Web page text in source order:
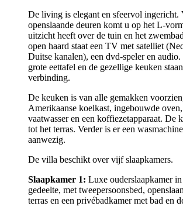
De living is elegant en sfeervol ingericht.
openslaande deuren komt u op het L-
uitzicht heeft over de tuin en het
open haard staat een TV met satelliet
Duitse kanalen), een dvd-speler en
grote eettafel en de gezellige keuken
verbinding.
De keuken is van alle gemakken
Amerikaanse koelkast, ingebouwde
vaatwasser en een koffiezetapparaat. De
tot het terras. Verder is er een
aanwezig.
De villa beschikt over vijf slaapkamers.
Slaapkamer 1: Luxe ouderslaapkamer
gedeelte, met tweepersoonsbed,
terras en een privébadkamer met bad en